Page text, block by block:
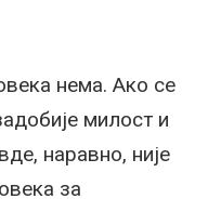
нема. Ако се
милост и
наравно, није
за